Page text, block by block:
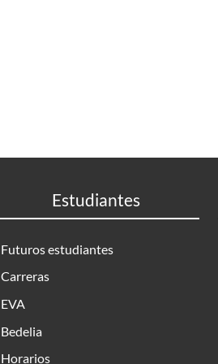
Estudiantes
Futuros estudiantes
Carreras
EVA
Bedelia
Horarios